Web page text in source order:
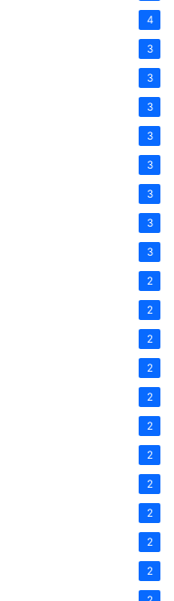
4
3
3
3
3
3
3
3
3
2
2
2
2
2
2
2
2
2
2
2